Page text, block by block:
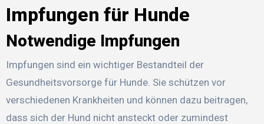
Impfungen für Hunde
Notwendige Impfungen
Impfungen sind ein wichtiger Bestandteil der
Gesundheitsvorsorge für Hunde. Sie schützen vor
verschiedenen Krankheiten und können dazu beitragen,
dass sich der Hund nicht ansteckt oder zumindest